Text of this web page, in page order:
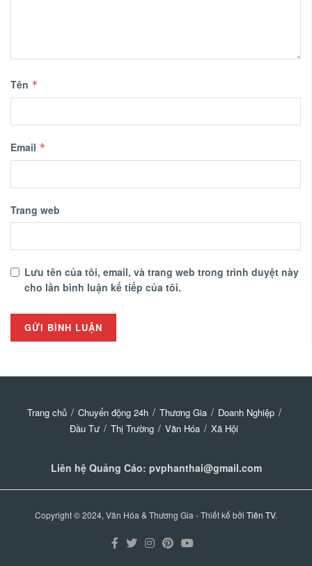
Tên *
Email *
Trang web
Lưu tên của tôi, email, và trang web trong trình duyệt này
cho lần bình luận kế tiếp của tôi.
Trang chủ Chuyển động 24h Thương Gia
Doanh Nghiệp
Đầu Tư
Thị Trường Văn Hóa Xã Hội
Liên hệ Quảng Cáo: pvphanthai@gmail.com
Copyright © 2024, Văn Hóa & Thương Gia - Thiết kế bởi Tiên TV.